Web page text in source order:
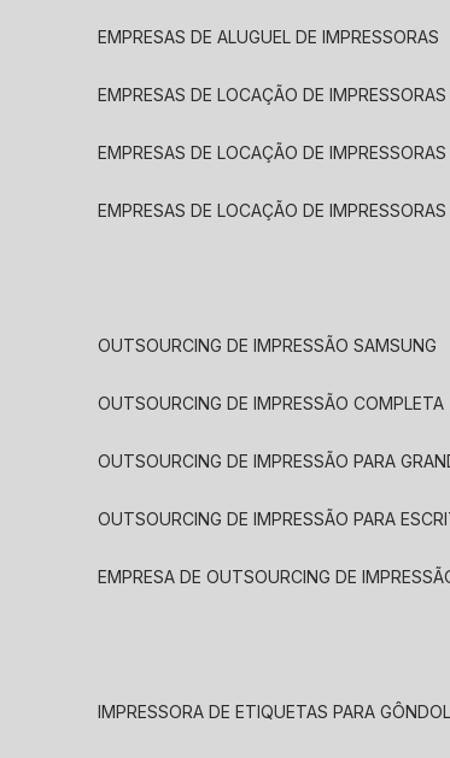
EMPRESAS DE ALUGUEL DE IMPRESSORAS
EMPRESAS DE LOCAÇÃO DE
EMPRESAS DE LOCAÇÃO DE
EMPRESAS DE LOCAÇÃO DE
OUTSOURCING DE IMPRESSÃO SAMSUNG
OUTSOURCING DE IMPRESSÃO COMPLETA
OUTSOURCING DE IMPRESSÃO PARA
OUTSOURCING DE IMPRESSÃO PARA
EMPRESA DE OUTSOURCING DE
IMPRESSORA DE ETIQUETAS PARA